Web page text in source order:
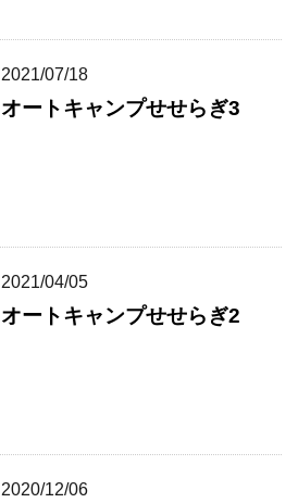
2021/07/18
オートキャンプせせらぎ3
2021/04/05
オートキャンプせせらぎ2
2020/12/06